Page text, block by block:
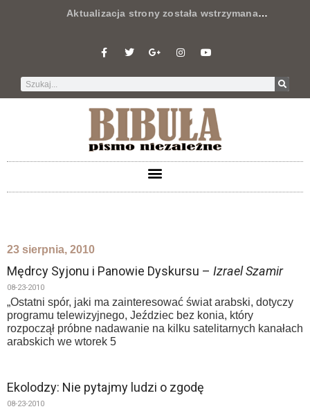
Aktualizacja strony została wstrzymana…
23 sierpnia, 2010
Mędrcy Syjonu i Panowie Dyskursu – Izrael Szamir
08-23-2010
„Ostatni spór, jaki ma zainteresować świat arabski, dotyczy
programu telewizyjnego, Jeździec bez konia, który
rozpoczął próbne nadawanie na kilku satelitarnych kanałach
arabskich we wtorek 5
Ekolodzy: Nie pytajmy ludzi o zgodę
08-23-2010